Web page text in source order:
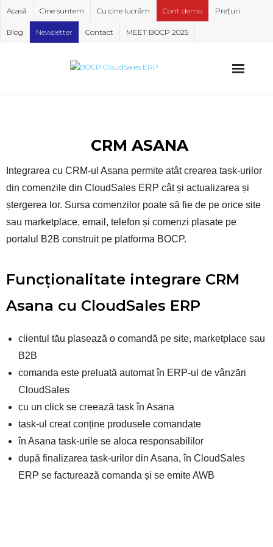
Skip
content
Acasă Cine suntem Cu cine lucrăm Cont demo Prețuri
Blog Newsletter Contact MEET BOCP 2025
CRM ASANA
Integrarea cu CRM-ul Asana permite atât crearea task-urilor
din comenzile din CloudSales ERP cât și actualizarea și
ștergerea lor. Sursa comenzilor poate să fie de pe orice site
sau marketplace, email, telefon și comenzi plasate pe
portalul B2B construit pe platforma BOCP.
Funcționalitate integrare CRM
Asana cu CloudSales ERP
clientul tău plasează o comandă pe site, marketplace sau
B2B
comanda este preluată automat în ERP-ul de vânzări
CloudSales
cu un click se creează task în Asana
task-ul creat conține produsele comandate
în Asana task-urile se aloca responsabililor
după finalizarea task-urilor din Asana, în CloudSales
ERP se facturează comanda și se emite AWB